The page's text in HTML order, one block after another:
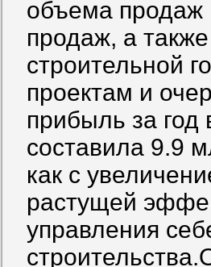
объема продаж
продаж, а
строительной
проектам и
прибыль за
составила 9.9
как с
растущей
управления